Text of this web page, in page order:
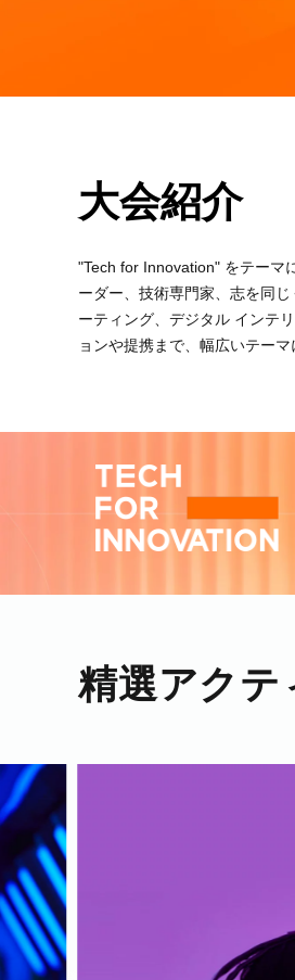
大会紹介
"Tech for Innovation" をテーマ
ーダー、技術専門家、志を同
ーティング、デジタル インテ
ョンや提携まで、幅広いテーマ
精選アクテ